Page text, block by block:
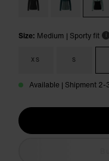
Size: Medium | Sporty fit i
XS S
Available | Shipment 2-